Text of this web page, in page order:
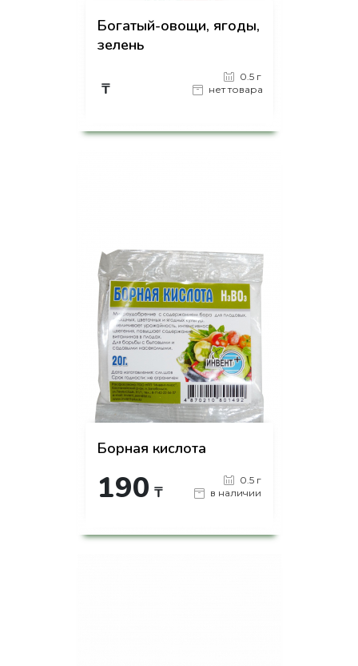
Богатый-овощи, ягоды,
зелень
₸
0.5 г
нет товара
Борная кислота
190 ₸
0.5 г
в наличии